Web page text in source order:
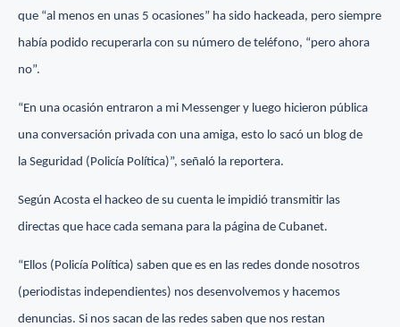
que “al menos en unas 5 ocasiones” ha sido hackeada, pero siempre
había podido recuperarla con su número de teléfono, “pero ahora
no”.
“En una ocasión entraron a mi Messenger y luego hicieron pública
una conversación privada con una amiga, esto lo sacó un blog de
la Seguridad (Policía Política)”, señaló la reportera.
Según Acosta el hackeo de su cuenta le impidió transmitir las
directas que hace cada semana para la página de Cubanet.
“Ellos (Policía Política) saben que es en las redes donde nosotros
(periodistas independientes) nos desenvolvemos y hacemos
denuncias. Si nos sacan de las redes saben que nos restan